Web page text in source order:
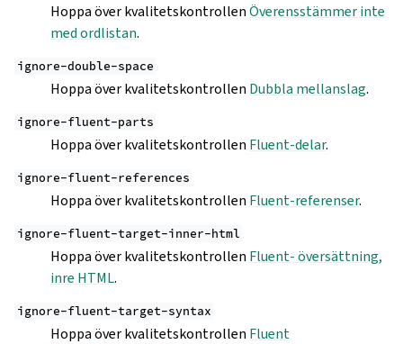
Hoppa över kvalitetskontrollenÖverensstämmer inte
med ordlistan.
ignore-double-space
Hoppa över kvalitetskontrollen Dubbla mellanslag.
ignore-fluent-parts
Hoppa över kvalitetskontrollen Fluent-delar.
ignore-fluent-references
Hoppa över kvalitetskontrollen Fluent-referenser.
ignore-fluent-target-inner-html
Hoppa över kvalitetskontrollen Fluent- översättning,
inre HTML.
ignore-fluent-target-syntax
Hoppa över kvalitetskontrollen Fluent